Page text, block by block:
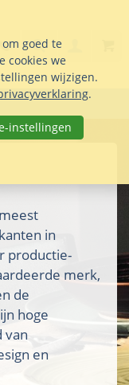
vraag
085 76 07 000
Search
in
productie-
merk,
de
hoge
van
en
goed te
cookies we
wijzigen.
.
instellingen